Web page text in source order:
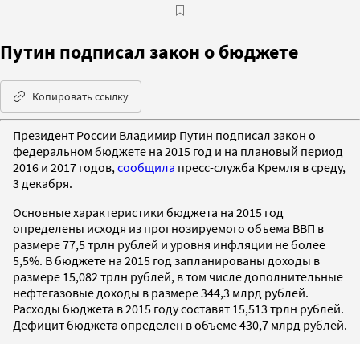
Путин подписал закон о бюджете
Копировать ссылку
Президент России Владимир Путин подписал закон о
федеральном бюджете на 2015 год и на плановый период
2016 и 2017 годов, сообщила пресс-служба Кремля в среду,
3 декабря.
Основные характеристики бюджета на 2015 год
определены исходя из прогнозируемого объема ВВП в
размере 77,5 трлн рублей и уровня инфляции не более
5,5%. В бюджете на 2015 год запланированы доходы в
размере 15,082 трлн рублей, в том числе дополнительные
нефтегазовые доходы в размере 344,3 млрд рублей.
Расходы бюджета в 2015 году составят 15,513 трлн рублей.
Дефицит бюджета определен в объеме 430,7 млрд рублей.